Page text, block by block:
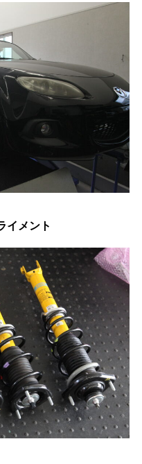
イメント